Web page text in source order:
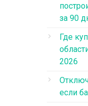
за 90
Где
2026
если